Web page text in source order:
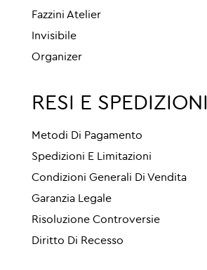
Fazzini Atelier
Invisibile
Organizer
RESI E SPEDIZIONI
Metodi Di Pagamento
Spedizioni E Limitazioni
Condizioni Generali Di Vendita
Garanzia Legale
Risoluzione Controversie
Diritto Di Recesso